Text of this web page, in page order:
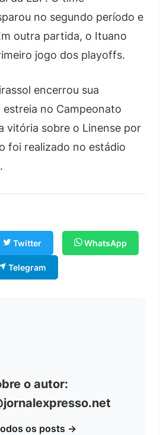
no segundo período e
outra partida, o Ituano
jogo dos playoffs.
encerrou sua
no Campeonato
vitória sobre o Linense por
foi realizado no estádio
Twitter WhatsApp
Telegram
o autor:
os posts →